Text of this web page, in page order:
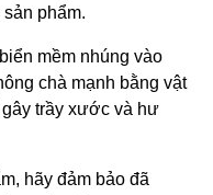
phẩm.
mềm nhúng vào
chà mạnh bằng vật
trầy xước và hư
hãy đảm bảo đã